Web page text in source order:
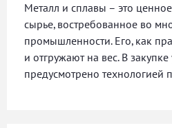
Металл и сплавы – это
сырье, востребованное во
промышленности. Его, как
и отгружают на вес. В закупке
предусмотрено технологией